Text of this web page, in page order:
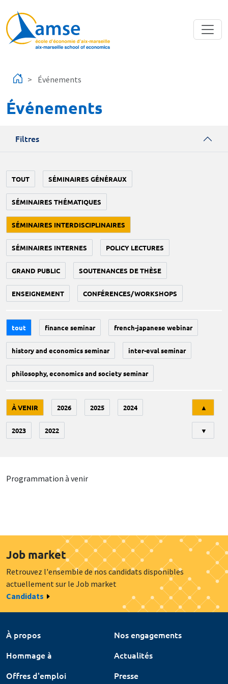
Événements
Événements
Filtres
TOUT SÉMINAIRES GÉNÉRAUX
SÉMINAIRES THÉMATIQUES
SÉMINAIRES INTERDISCIPLINAIRES
SÉMINAIRES INTERNES POLICY LECTURES
GRAND PUBLIC SOUTENANCES DE THÈSE
ENSEIGNEMENT CONFÉRENCES/WORKSHOPS
tout finance seminar french-japanese webinar
history and economics seminar inter-eval seminar
philosophy, economics and society seminar
À VENIR 2026 2025 2024
2023 2022
▲
▼
Programmation à venir
Job market
Retrouvez l'ensemble de nos candidats disponibles
actuellement sur le Job market
Candidats
À propos
Nos engagements
Hommage à
Actualités
Offres d'emploi
Presse